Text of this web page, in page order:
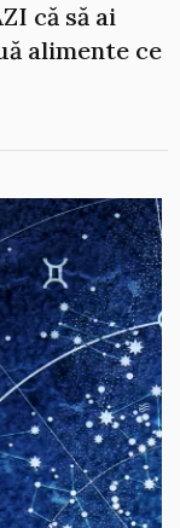
că să ai
alimente ce